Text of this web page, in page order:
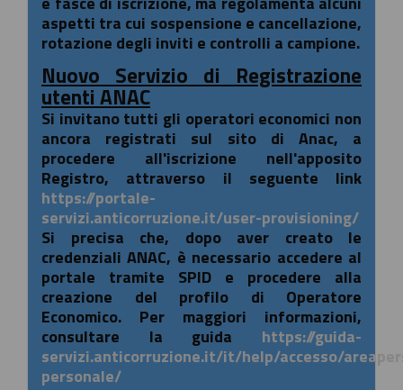
aspetti tra cui sospensione e cancellazione,
rotazione degli inviti e controlli a campione.
Nuovo Servizio di Registrazione
utenti ANAC
Si invitano tutti gli operatori economici non
ancora registrati sul sito di Anac, a
procedere all'iscrizione nell'apposito
Registro, attraverso il seguente link
https://portale-
servizi.anticorruzione.it/user-provisioning/
Si precisa che, dopo aver creato le
credenziali ANAC, è necessario accedere al
portale tramite SPID e procedere alla
creazione del profilo di Operatore
Economico. Per maggiori informazioni,
consultare la guida https://guida-
servizi.anticorruzione.it/it/help/accesso/
personale/